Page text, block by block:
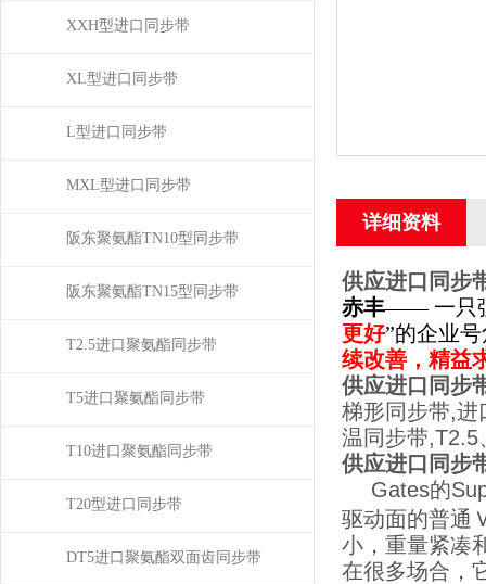
XXH型进口同步带
XL型进口同步带
L型进口同步带
MXL型进口同步带
阪东聚氨酯TN10型同步带
阪东聚氨酯TN15型同步带
T2.5进口聚氨酯同步带
T5进口聚氨酯同步带
T10进口聚氨酯同步带
T20型进口同步带
DT5进口聚氨酯双面齿同步带
详细资料
供应进口同步
赤丰—— 一只
更好”的企业
续改善，精益
供应进口同步
梯形同步带,进
温同步带,T2.5
供应进口同步
Gates的
驱动面的普通
小，重量紧凑
在很多场合，